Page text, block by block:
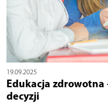
19.09.2025
Edukacja
decyzji